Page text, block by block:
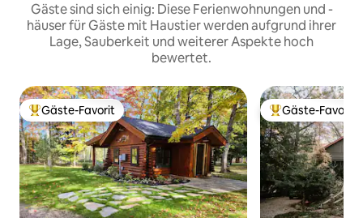
Gäste sind sich einig: Diese Ferienwohnungen und -
häuser für Gäste mit Haustier werden aufgrund ihrer
Lage, Sauberkeit und weiterer Aspekte hoch
bewertet.
Beliebter Gäste-Favorit.
Gäste-Favorit Beliebter Gäste-
Gäste-Favorit